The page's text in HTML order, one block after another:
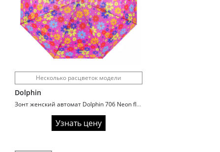
Несколько расцветок модели
Dolphin
Зонт женский автомат Dolphin 706 Neon flowers
Узнать цену